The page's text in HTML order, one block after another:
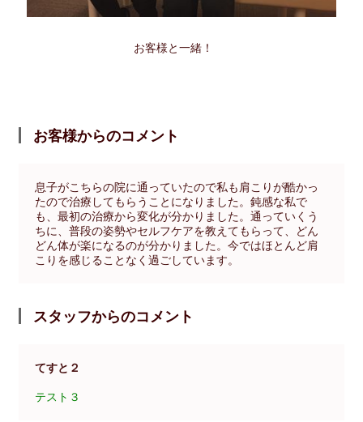
お客様と一緒！
お客様からのコメント
息子がこちらの院に通っていたので私も肩こりが酷かっ
たので治療してもらうことになりました。鈍感な私で
も、最初の治療から変化が分かりました。通っていくう
ちに、普段の姿勢やセルフケアを教えてもらって、どん
どん体が楽になるのが分かりました。今ではほとんど肩
こりを感じることなく過ごしています。
スタッフからのコメント
てすと２
テスト３